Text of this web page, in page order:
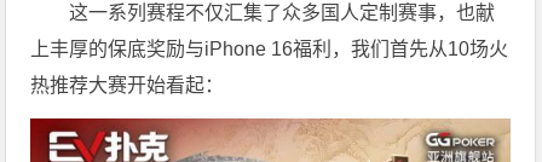
这一系列赛程不仅汇集了众多国人定制赛事，也献
上丰厚的保底奖励与iPhone 16福利，我们首先从10场火
热推荐大赛开始看起：